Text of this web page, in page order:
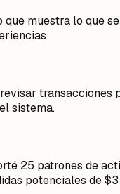
muestra lo que
transacciones
sistema.
25 patrones de
potenciales de